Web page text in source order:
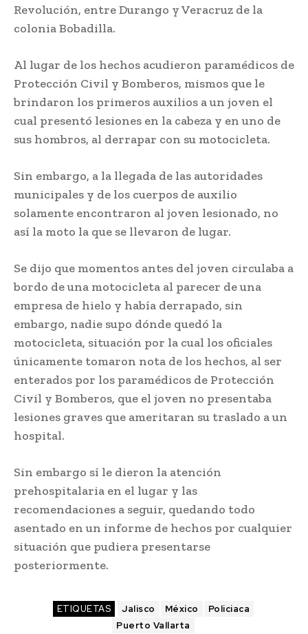
Revolución, entre Durango y Veracruz de la
colonia Bobadilla.
Al lugar de los hechos acudieron paramédicos de
Protección Civil y Bomberos, mismos que le
brindaron los primeros auxilios a un joven el
cual presentó lesiones en la cabeza y en uno de
sus hombros, al derrapar con su motocicleta.
Sin embargo, a la llegada de las autoridades
municipales y de los cuerpos de auxilio
solamente encontraron al joven lesionado, no
así la moto la que se llevaron de lugar.
Se dijo que momentos antes del joven circulaba a
bordo de una motocicleta al parecer de una
empresa de hielo y había derrapado, sin
embargo, nadie supo dónde quedó la
motocicleta, situación por la cual los oficiales
únicamente tomaron nota de los hechos, al ser
enterados por los paramédicos de Protección
Civil y Bomberos, que el joven no presentaba
lesiones graves que ameritaran su traslado a un
hospital.
Sin embargo sí le dieron la atención
prehospitalaria en el lugar y las
recomendaciones a seguir, quedando todo
asentado en un informe de hechos por cualquier
situación que pudiera presentarse
posteriormente.
ETIQUETAS Jalisco México
Policiaca
Puerto Vallarta